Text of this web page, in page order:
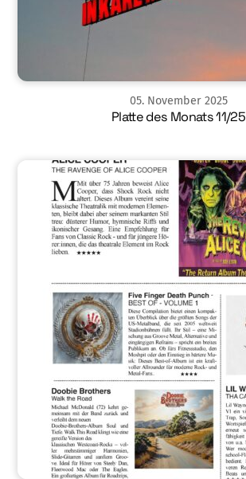
05. November 2025
Platte des Monats 11/25